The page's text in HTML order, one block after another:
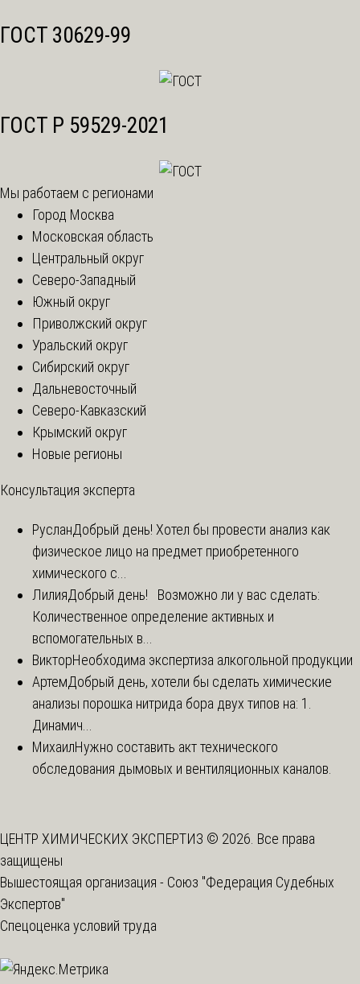
ГОСТ 30629-99
ГОСТ Р 59529-2021
Мы работаем с регионами
Город Москва
Московская область
Центральный округ
Северо-Западный
Южный округ
Приволжский округ
Уральский округ
Сибирский округ
Дальневосточный
Северо-Кавказский
Крымский округ
Новые регионы
Консультация эксперта
РусланДобрый день! Хотел бы провести анализ как
физическое лицо на предмет приобретенного
химического с...
ЛилияДобрый день! Возможно ли у вас сделать:
Количественное определение активных и
вспомогательных в...
ВикторНеобходима экспертиза алкогольной продукции
АртемДобрый день, хотели бы сделать химические
анализы порошка нитрида бора двух типов на: 1.
Динамич...
МихаилНужно составить акт технического
обследования дымовых и вентиляционных каналов.
ЦЕНТР ХИМИЧЕСКИХ ЭКСПЕРТИЗ © 2026. Все права
защищены
Вышестоящая организация - Союз "Федерация Судебных
Экспертов"
Спецоценка условий труда